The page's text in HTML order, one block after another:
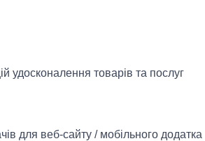
удосконалення товарів та послуг
для веб-сайту / мобільного додатка